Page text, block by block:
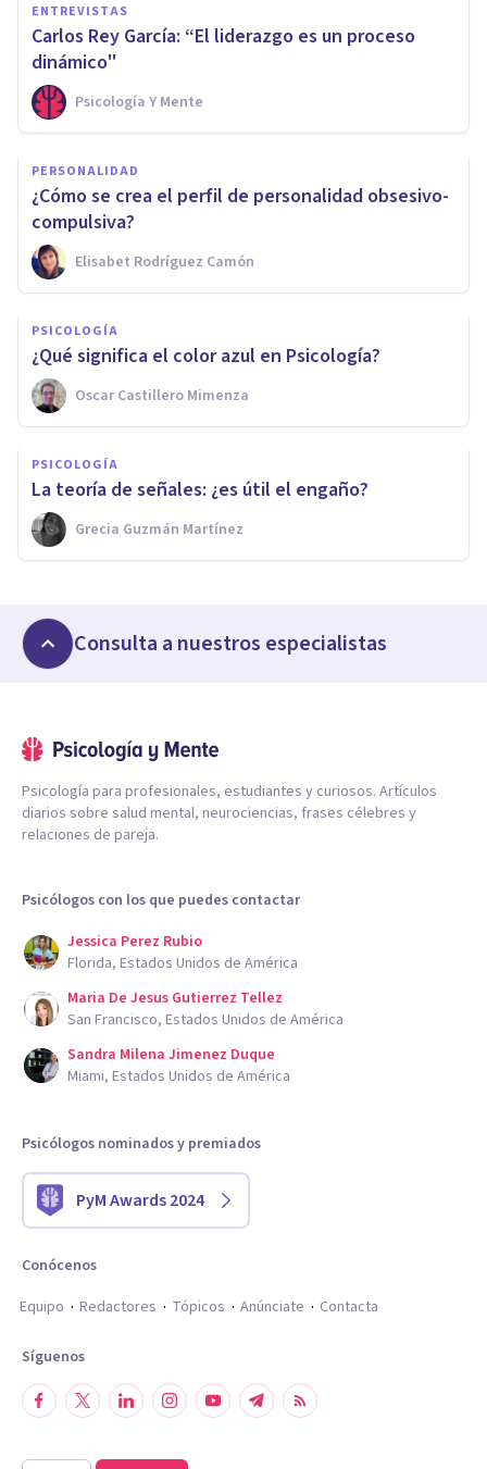
ENTREVISTAS
Carlos Rey García: “El liderazgo es un proceso
dinámico"
Psicología Y Mente
PERSONALIDAD
¿Cómo se crea el perfil de personalidad obsesivo-
compulsiva?
Elisabet Rodríguez Camón
PSICOLOGÍA
¿Qué significa el color azul en Psicología?
Oscar Castillero Mimenza
PSICOLOGÍA
La teoría de señales: ¿es útil el engaño?
Grecia Guzmán Martínez
Consulta a nuestros especialistas
Psicología para profesionales, estudiantes y curiosos. Artículos
diarios sobre salud mental, neurociencias, frases célebres y
relaciones de pareja.
Psicólogos con los que puedes contactar
Jessica Perez Rubio
Florida, Estados Unidos de América
Maria De Jesus Gutierrez Tellez
San Francisco, Estados Unidos de América
Sandra Milena Jimenez Duque
Miami, Estados Unidos de América
Psicólogos nominados y premiados
PyM Awards 2024
Conócenos
Equipo
Redactores Tópicos Anúnciate Contacta
Síguenos